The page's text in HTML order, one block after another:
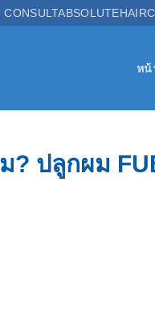
หน้
? ปลูกผม